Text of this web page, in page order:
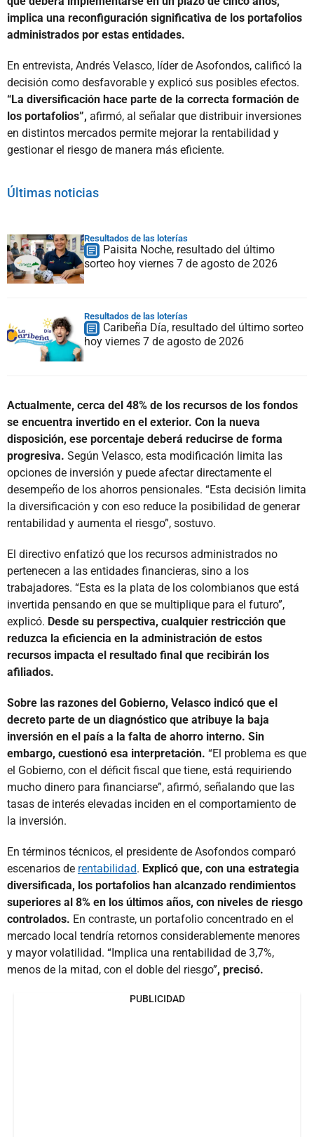
implica una reconfiguración significativa de los portafolios
administrados por estas entidades.
En entrevista, Andrés Velasco, líder de Asofondos, calificó la
decisión como desfavorable y explicó sus posibles efectos.
“La diversificación hace parte de la correcta formación de
los portafolios”, afirmó, al señalar que distribuir inversiones
en distintos mercados permite mejorar la rentabilidad y
gestionar el riesgo de manera más eficiente.
Últimas noticias
Resultados de las loterías
Paisita Noche, resultado del último
sorteo hoy viernes 7 de agosto de 2026
Resultados de las loterías
Caribeña Día, resultado del último sorteo
hoy viernes 7 de agosto de 2026
Actualmente, cerca del 48% de los recursos de los fondos
se encuentra invertido en el exterior. Con la nueva
disposición, ese porcentaje deberá reducirse de forma
progresiva. Según Velasco, esta modificación limita las
opciones de inversión y puede afectar directamente el
desempeño de los ahorros pensionales. “Esta decisión limita
la diversificación y con eso reduce la posibilidad de generar
rentabilidad y aumenta el riesgo”, sostuvo.
El directivo enfatizó que los recursos administrados no
pertenecen a las entidades financieras, sino a los
trabajadores. “Esta es la plata de los colombianos que está
invertida pensando en que se multiplique para el futuro”,
explicó. Desde su perspectiva, cualquier restricción que
reduzca la eficiencia en la administración de estos
recursos impacta el resultado final que recibirán los
afiliados.
Sobre las razones del Gobierno, Velasco indicó que el
decreto parte de un diagnóstico que atribuye la baja
inversión en el país a la falta de ahorro interno. Sin
embargo, cuestionó esa interpretación. “El problema es que
el Gobierno, con el déficit fiscal que tiene, está requiriendo
mucho dinero para financiarse”, afirmó, señalando que las
tasas de interés elevadas inciden en el comportamiento de
la inversión.
En términos técnicos, el presidente de Asofondos comparó
escenarios de rentabilidad. Explicó que, con una estrategia
diversificada, los portafolios han alcanzado rendimientos
superiores al 8% en los últimos años, con niveles de riesgo
controlados. En contraste, un portafolio concentrado en el
mercado local tendría retornos considerablemente menores
y mayor volatilidad. “Implica una rentabilidad de 3,7%,
menos de la mitad, con el doble del riesgo”, precisó.
PUBLICIDAD